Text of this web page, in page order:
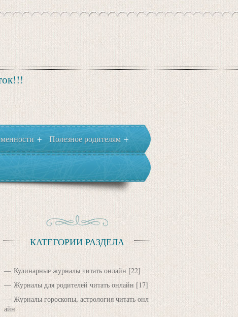
+ Полезное родителям +
КАТЕГОРИИ РАЗДЕЛА
Кулинарные журналы читать онлайн [22]
Журналы для родителей читать онлайн [17]
Журналы гороскопы, астрология читать онл
айн